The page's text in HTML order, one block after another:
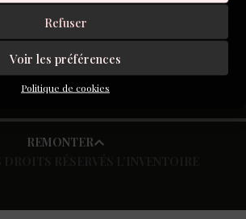
Refuser
Voir les préférences
Politique de cookies
REMONTER